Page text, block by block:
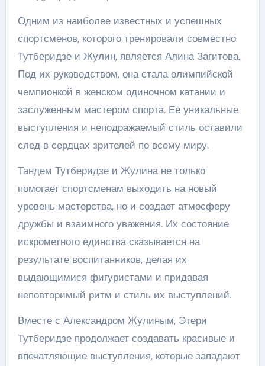
Одним из наиболее известных и успешных
спортсменов, которого тренировали совместно
Тутберидзе и Жулин, является Алина Загитова.
Под их руководством, она стала олимпийской
чемпионкой в женском одиночном катании и
заслуженным мастером спорта. Ее уникальные
выступления и неподражаемый стиль оставили
след в сердцах зрителей по всему миру.
Тандем Тутберидзе и Жулина не только
помогает спортсменам выходить на новый
уровень мастерства, но и создает атмосферу
дружбы и взаимного уважения. Их состояние
искрометного единства сказывается на
результате воспитанников, делая их
выдающимися фигуристами и придавая
неповторимый ритм и стиль их выступлений.
Вместе с Александром Жулиным, Этери
Тутберидзе продолжает создавать красивые и
впечатляющие выступления, которые западают